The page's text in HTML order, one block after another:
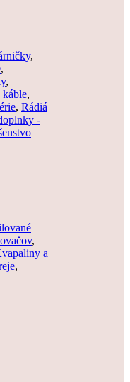
,
,
,
káble,
, Rádiá
-
,
a
,